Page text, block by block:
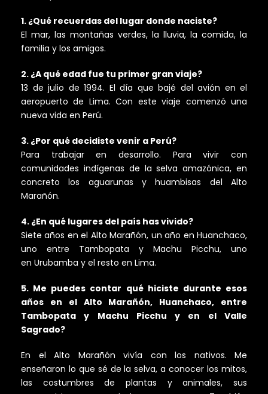
1. ¿Qué recuerdas del lugar donde naciste?
El mar, las montañas verdes, la lluvia, la comida, la
familia y los amigos.
2. ¿A qué edad fue tu primer gran viaje?
13 de julio de 1994. El día que bajé del avión en el
aeropuerto de Lima. Con este viaje comenzó una
nueva vida en Perú.
3. ¿Por qué decidiste venir a Perú?
Para trabajar en desarrollo. Para vivir con
comunidades indígenas de la selva amazónica, en
concreto los aguarunas y huambisas del Alto
Marañón.
4. ¿En qué lugares del país has vivido?
Siete años en el Alto Marañón, un año en Huanchaco,
uno entre Tambopata y Machu Picchu, uno
en Urubamba y el resto en Lima.
5. Me puedes contar qué hiciste durante esos
años en el Alto Marañón, Huanchaco, entre
Tambopata y Machu Picchu y en el Valle
Sagrado?
En el Alto Marañón vivía con los nativos. Me
enseñaron lo que sé de la selva, a conocer los mitos,
las costumbres de plantas y animales, sus